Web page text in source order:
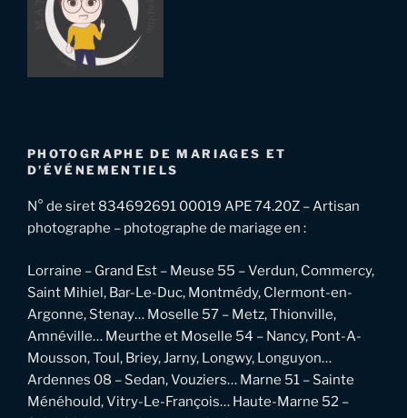
PHOTOGRAPHE DE MARIAGES ET
D’ÉVÉNEMENTIELS
N° de siret 834692691 00019 APE 74.20Z – Artisan
photographe – photographe de mariage en :
Lorraine – Grand Est – Meuse 55 – Verdun, Commercy,
Saint Mihiel, Bar-Le-Duc, Montmédy, Clermont-en-
Argonne, Stenay… Moselle 57 – Metz, Thionville,
Amnéville… Meurthe et Moselle 54 – Nancy, Pont-A-
Mousson, Toul, Briey, Jarny, Longwy, Longuyon…
Ardennes 08 – Sedan, Vouziers… Marne 51 – Sainte
Ménéhould, Vitry-Le-François… Haute-Marne 52 –